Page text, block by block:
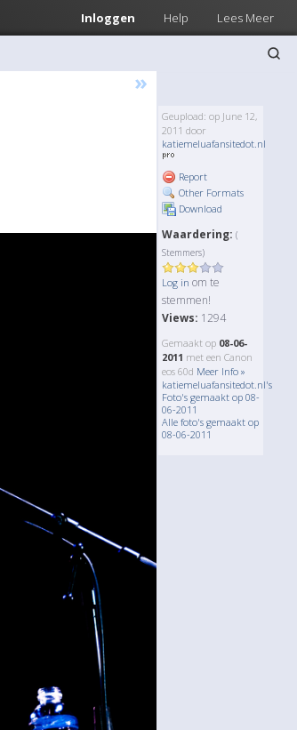
Inloggen Help Lees Meer
»
Geupload: op June 12,
2011 door
katiemeluafansitedot.nl
Report
Other Formats
Download
Waardering: (
Stemmers)
Log in om te
stemmen!
Views: 1294
Gemaakt op 08-06-
2011 met een Canon
eos 60d Meer Info »
katiemeluafansitedot.nl's
Foto's gemaakt op 08-
06-2011
Alle foto's gemaakt op
08-06-2011